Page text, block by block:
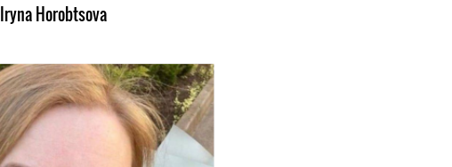
Iryna Horobtsova